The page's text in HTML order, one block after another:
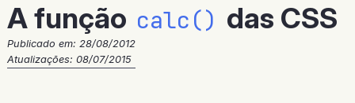
A função calc() das CSS
Publicado em: 28/08/2012
Atualizações: 08/07/2015